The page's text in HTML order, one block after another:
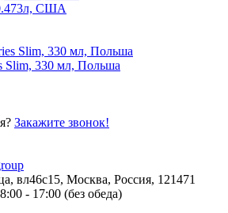
США
Slim, 330 мл, Польша
Закажите звонок!
вл46с15, Москва, Россия, 121471
8:00 - 17:00 (без обеда)